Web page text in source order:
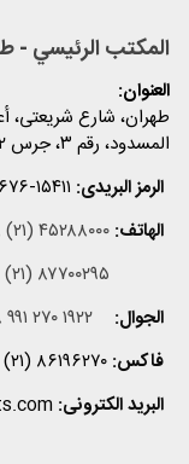
المكتب الرئيسي -
العنوان:
طهران، شارع شریعتی،
المسدود، رقم ۳، جرس ۲
الرمز البریدی: ۱۵۶۷۶-
الهاتف: +۹۸ (۲۱)
+۹۸ (۲۱)
الجوال:
+۹۸ ۹۹۱ ۲۷۰
فاکس: +۹۸ (۲۱)
البرید الکترونی: